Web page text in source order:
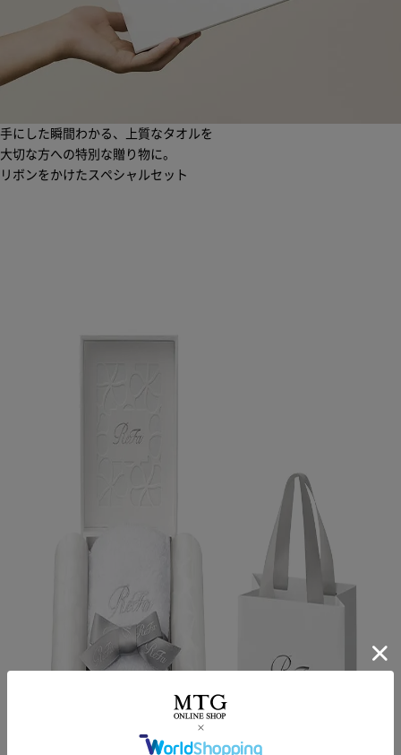
手にした瞬間わかる、上質なタオルを
大切な方への特別な贈り物に。
リボンをかけたスペシャルセット